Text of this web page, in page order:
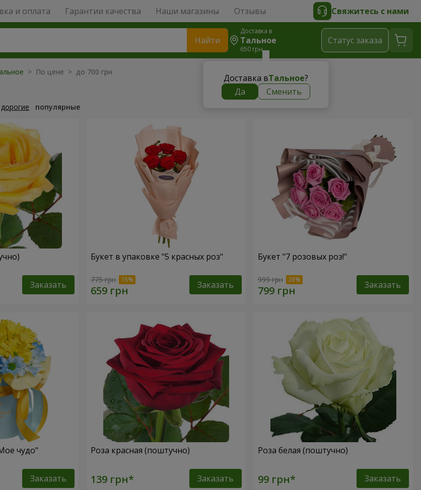
и оплата Гарантии качества Наши магазины Отзывы Свяжитесь с нами
Найти
Доставка в
Тальное
650 грн
Доставка вТальное?
Да
Сменить
Cтатус заказа
> По цене > до 700 грн
дорогие популярные
Заказать
Букет в упаковке "5 красных роз"
775 грн Заказать
Букет "7 розовых роз!"
999 грн Заказать
чудо"
Заказать
Роза красная (поштучно)
Заказать
Роза белая (поштучно)
Заказать